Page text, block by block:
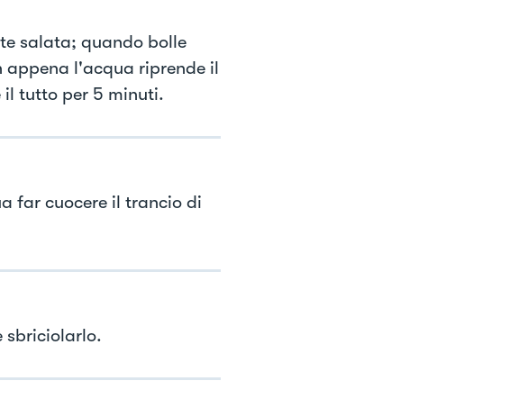
salata; quando bolle
appena l'acqua riprende il
il tutto per 5 minuti.
far cuocere il trancio di
sbriciolarlo.